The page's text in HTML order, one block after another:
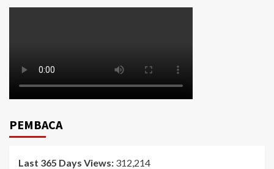
PEMBACA
Last 365 Days Views: 312,214